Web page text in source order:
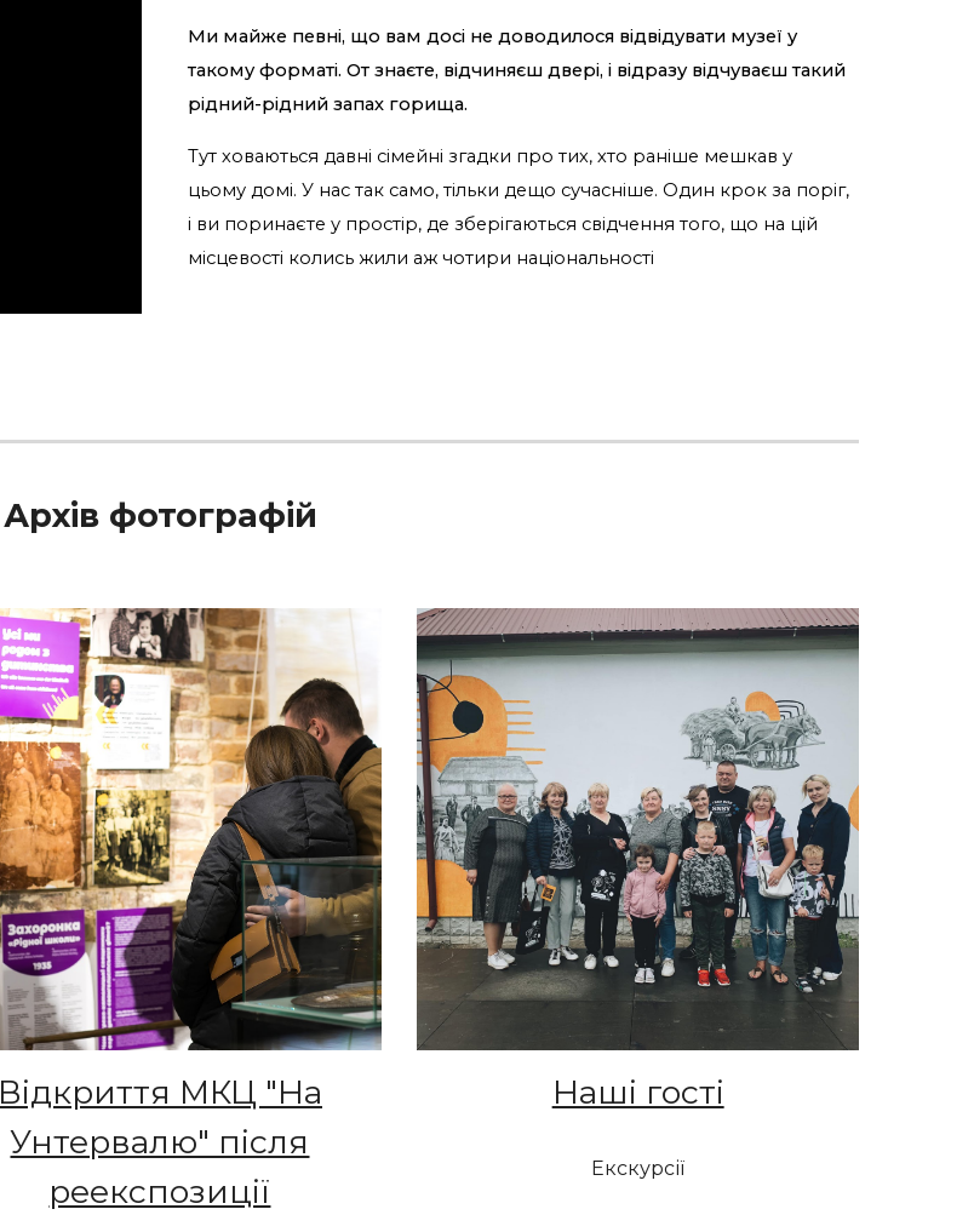
Ми майже певні, що вам досі не доводилося відвідувати музеї у
такому форматі. От знаєте, відчиняєш двері, і відразу відчуваєш такий
рідний-рідний запах горища.
Тут ховаються давні сімейні згадки про тих, хто раніше мешкав у
цьому домі. У нас так само, тільки дещо сучасніше. Один крок за поріг,
і ви поринаєте у простір, де зберігаються свідчення того, що на цій
місцевості колись жили аж чотири національності
Архів фотографій
Відкриття МКЦ "На
Унтервалю" після
реекспозиції
Наші гості
Екскурсії